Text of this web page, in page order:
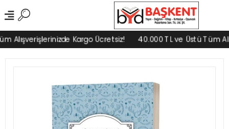
Alışverişlerinizde Kargo Ücretsiz! 40.000 TL ve Üstü Tüm